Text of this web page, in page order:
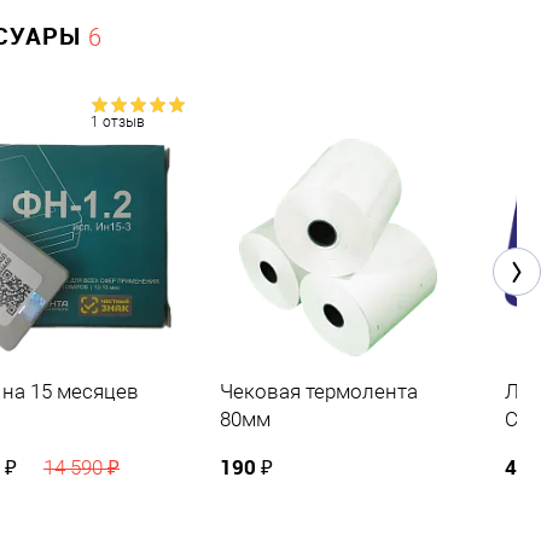
6
1 отзыв
15 месяцев
₽ 14 590 ₽
Чековая термолента
80мм
190 ₽ 4